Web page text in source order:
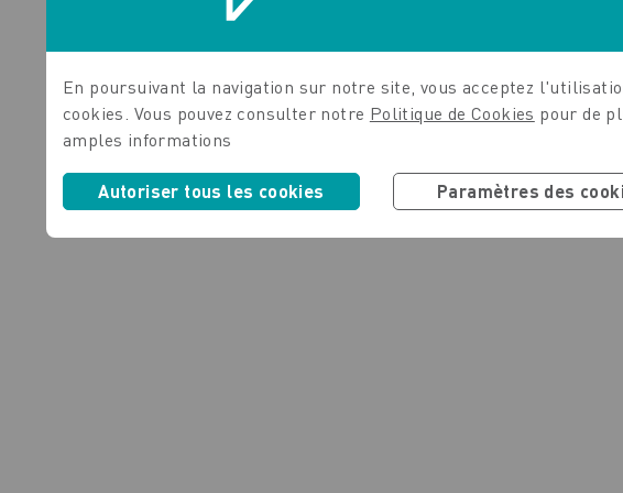
En poursuivant la navigation sur notre site, vous acceptez
cookies . Vous pouvez consulter notre Politique de Cookies pour de
amples informations
Autoriser tous les cookies Paramètres des